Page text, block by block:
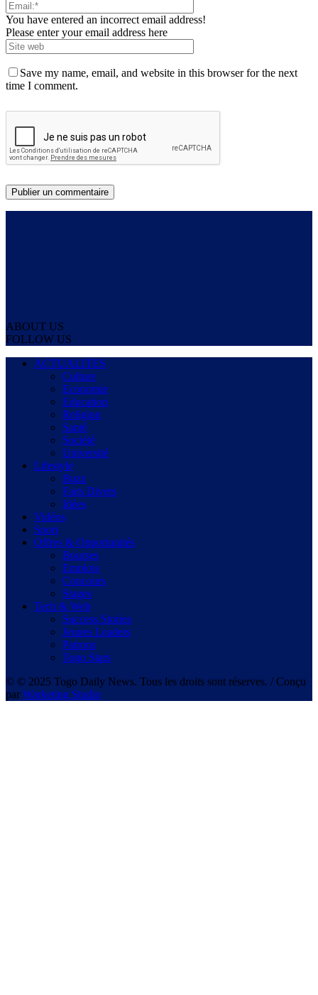
You have entered an incorrect email address!
Please enter your email address here
Save my name, email, and website in this browser for the next
time I comment.
ABOUT US
FOLLOW US
ACTUALITES
Culture
Economie
Education
Religion
Santé
Société
Université
Lifestyle
Buzz
Faits Divers
Idées
Vidéos
Sport
Offres & Opportunités
Bourses
Emplois
Concours
Stages
Tech & Web
Success Stories
Jeunes Leaders
Patrons
Togo Stars
© © 2025 Togo Daily News. Tous les droits sont réserves. / Conçu
par Warketing Studio